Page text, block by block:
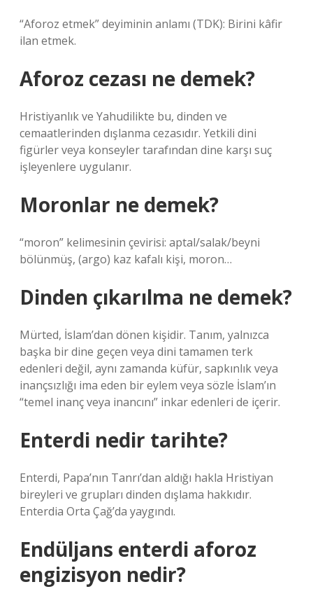
“Aforoz etmek” deyiminin anlamı (TDK): Birini kâfir
ilan etmek.
Aforoz cezası ne demek?
Hristiyanlık ve Yahudilikte bu, dinden ve
cemaatlerinden dışlanma cezasıdır. Yetkili dini
figürler veya konseyler tarafından dine karşı suç
işleyenlere uygulanır.
Moronlar ne demek?
“moron” kelimesinin çevirisi: aptal/salak/beyni
bölünmüş, (argo) kaz kafalı kişi, moron…
Dinden çıkarılma ne demek?
Mürted, İslam’dan dönen kişidir. Tanım, yalnızca
başka bir dine geçen veya dini tamamen terk
edenleri değil, aynı zamanda küfür, sapkınlık veya
inançsızlığı ima eden bir eylem veya sözle İslam’ın
“temel inanç veya inancını” inkar edenleri de içerir.
Enterdi nedir tarihte?
Enterdi, Papa’nın Tanrı’dan aldığı hakla Hristiyan
bireyleri ve grupları dinden dışlama hakkıdır.
Enterdia Orta Çağ’da yaygındı.
Endüljans enterdi aforoz
engizisyon nedir?